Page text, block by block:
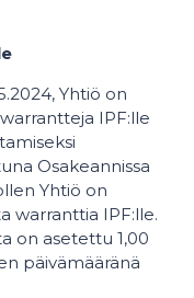
Yhtiö on
IPF:lle
Osakeannissa
Yhtiö on
warranttia IPF:lle.
on asetettu 1,00
päivämääränä